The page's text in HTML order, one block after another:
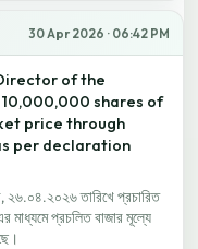
30 Apr 2026 · 06:42 PM
of the
shares of
price through
per declaration
২৬.০৪.২০২৬ তারিখে প্রচারিত
মাধ্যমে প্রচলিত বাজার মূল্যে